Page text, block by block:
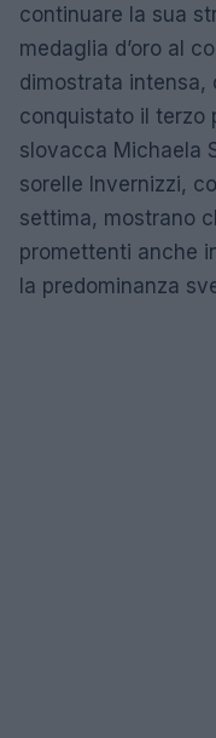
continuare la sua
medaglia d’oro al
dimostrata intensa,
conquistato il terzo
slovacca Michaela
sorelle Invernizzi,
settima, mostrano
promettenti anche
la predominanza